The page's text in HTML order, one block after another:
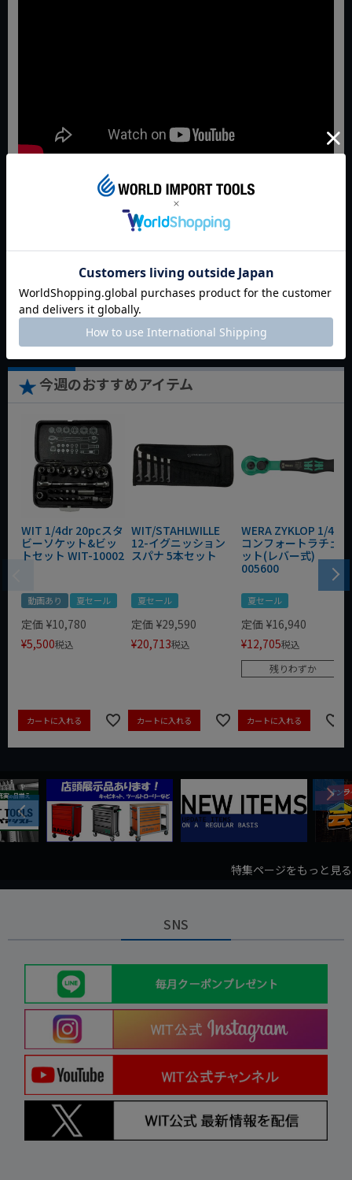
返品特約について
商品についてのお問い合わせ
今週のおすすめアイテム
WIT 1/4dr 20pcスタ
ビーソケット&ビッ
トセット WIT-10002
動画あり 夏セール
定価 ¥10,780
¥5,500税込
カートに入れる
WIT/STAHLWILLE
12-イグニッション
スパナ 5本セット
夏セール
定価 ¥29,590
¥20,713税込
カートに入れる
WERA ZYKLOP 1/4"
コンフォートラチェ
ット(レバー式)
005600
夏セール
定価 ¥16,940
¥12,705税込
残りわずか
カートに入れる
Previous
Next
特集ページをもっと見る
SNS